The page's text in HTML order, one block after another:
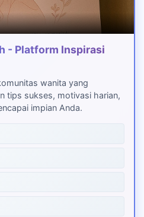
- Platform Inspirasi
wanita yang
tips sukses, motivasi harian,
impian Anda.